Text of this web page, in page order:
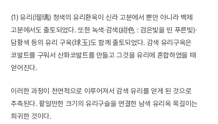
(1) 유리(瑠璃) 청색의 유리환옥이 신라 고분에서 뿐만 아니라 백제
고분에서도 출토되었다. 또한 녹색·감색(紺色 : 검은빛을 띤 푸른빛)·
담황색 등의 유리 구옥(球玉)도 함께 출토되었다. 감색 유리구옥은
코발트를 구워서 산화코발트를 만들고 그것을 유리에 혼합하였을 때
얻어진다.
이러한 과정이 천연적으로 이루어져서 감색 유리를 얻게 된 것으로
추측된다. 팥알만한 크기의 유리구슬을 연결한 남색 유리옥 목걸이는
희귀한 것이다.